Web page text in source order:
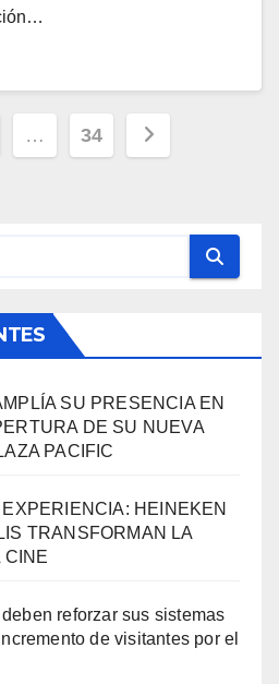
… 34
SU PRESENCIA EN
DE SU NUEVA
PACIFIC
HEINEKEN
TRANSFORMAN LA
CINE
reforzar sus sistemas
de visitantes por el